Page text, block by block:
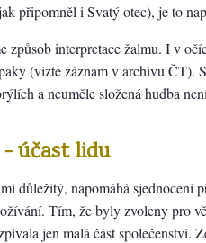
připomněl i Svatý otec), je to
způsob interpretace žalmu. I v
(vizte záznam v archivu ČT).
a neuměle složená hudba
účast lidu
důležitý, napomáhá sjednocení
Tím, že byly zvoleny pro
jen malá část společenství.